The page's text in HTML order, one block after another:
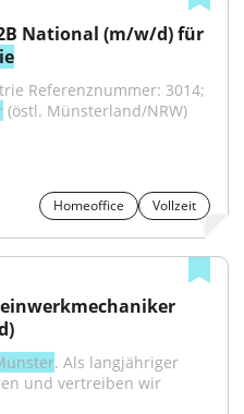
National (m/w/d) für
Referenznummer: 3014;
(östl. Münsterland/NRW)
Homeoffice Vollzeit
. Als langjähriger
und vertreiben wir